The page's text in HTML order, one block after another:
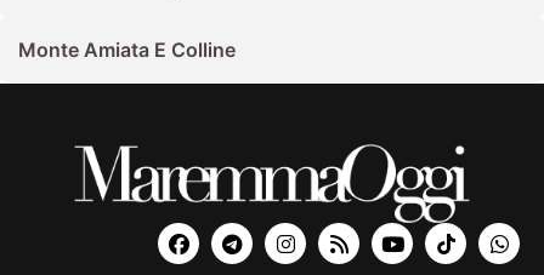
Monte Amiata E Colline